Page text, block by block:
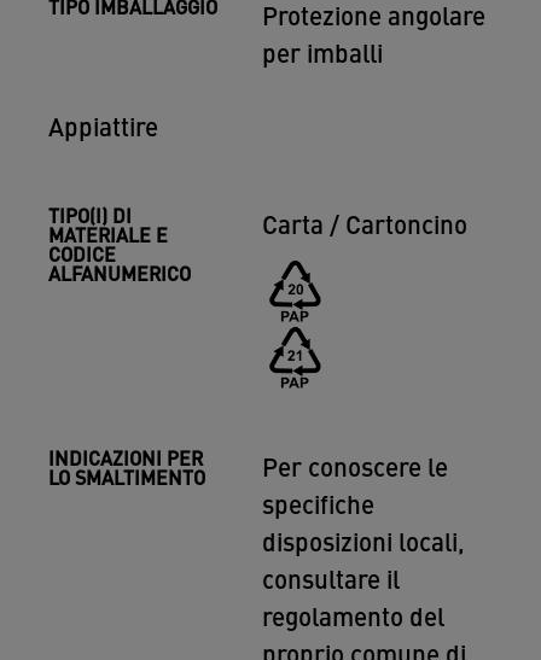
TIPO IMBALLAGGIO
Protezione angolare
per imballi
Appiattire
TIPO(I) DI
MATERIALE E
CODICE
ALFANUMERICO
Carta / Cartoncino
INDICAZIONI PER
LO SMALTIMENTO
Per conoscere le
specifiche
disposizioni locali,
consultare il
regolamento del